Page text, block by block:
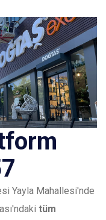
Yayla Mahallesi'nde
tüm